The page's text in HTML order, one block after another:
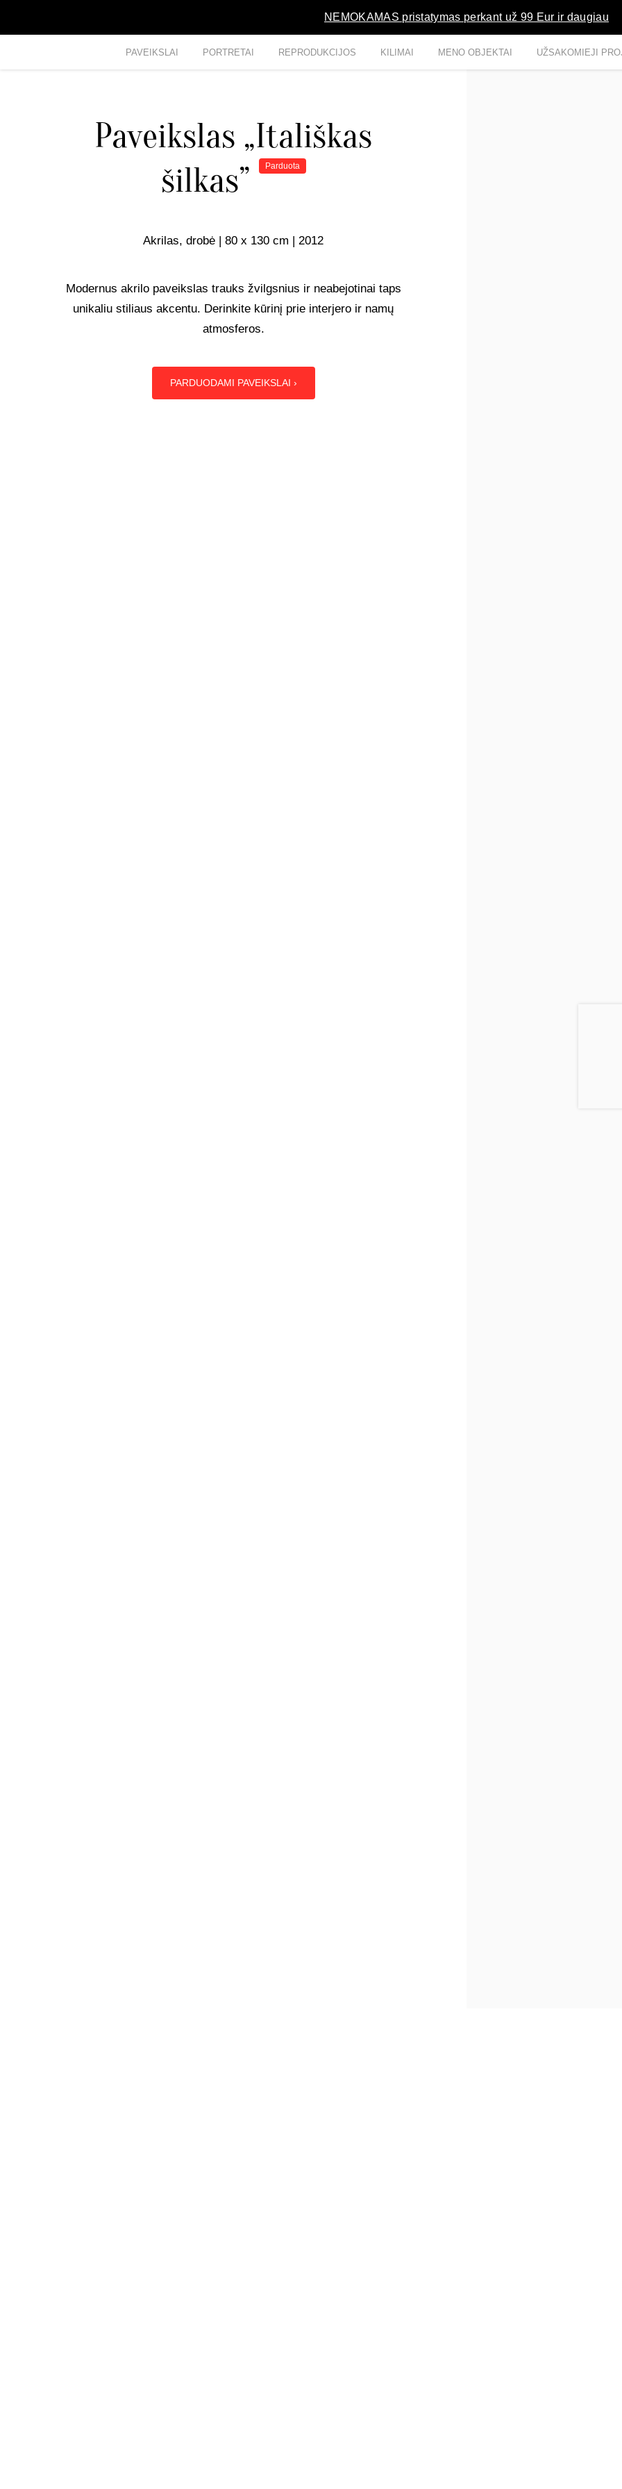
NEMOKAMAS pristatymas perkant už 99 Eur ir daugiau
PAVEIKSLAI PORTRETAI REPRODUKCIJOS KILIMAI MENO OBJEKTAI UŽSAKOMIEJI
Paveikslas „Itališkas
šilkas”
Parduota
Akrilas, drobė | 80 x 130 cm | 2012
Modernus akrilo paveikslas trauks žvilgsnius ir neabejotinai taps
unikaliu stiliaus akcentu. Derinkite kūrinį prie interjero ir namų
atmosferos.
PARDUODAMI PAVEIKSLAI ›